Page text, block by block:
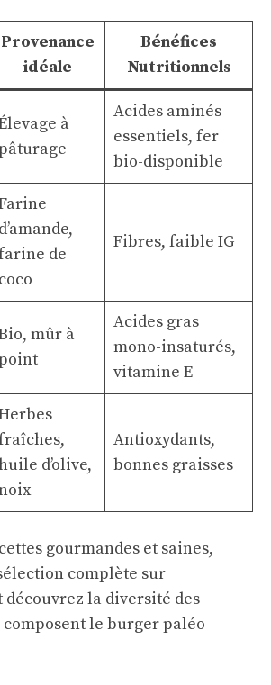
Provenance
idéale
Bénéfices
Nutritionnels
à
Acides aminés
essentiels, fer
bio-disponible
d’amande,
de
coco
Fibres, faible IG
mûr à
Acides gras
mono-insaturés,
vitamine E
d’olive,
Antioxydants,
bonnes graisses
gourmandes et saines,
complète sur
découvrez la diversité des
le burger paléo